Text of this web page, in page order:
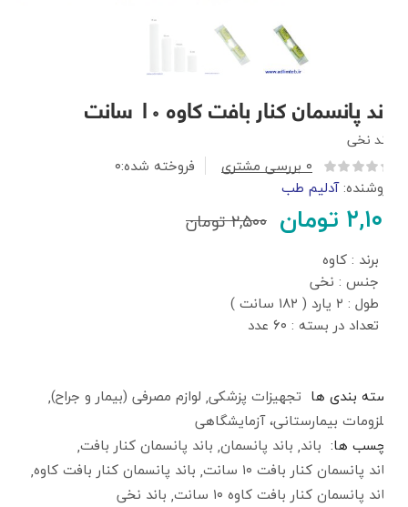
باند پانسمان کنار بافت کاوه ۱۰ سانت
باند نخی
۰ بررسی مشتری فروخته شده:۰
فروشنده:آدلیم طب
۲,۱۰۰تومان ۲,۵۰۰تومان
برند : کاوه
جنس : نخی
طول : ۲ یارد ( ۱۸۲ سانت )
تعداد در بسته : ۶۰ عدد
دسته بندی هاتجهیزات پزشکی لوازم مصرفی (بیمار و جراح)
ملزومات بیمارستانی، آزمایشگاهی
برچسب ها:باند باند پانسمان باند پانسمان کنار بافت
باند پانسمان کنار بافت ۱۰ سانت
باند پانسمان کنار بافت کاوه
باند پانسمان کنار بافت کاوه ۱۰ سانت
باند نخی